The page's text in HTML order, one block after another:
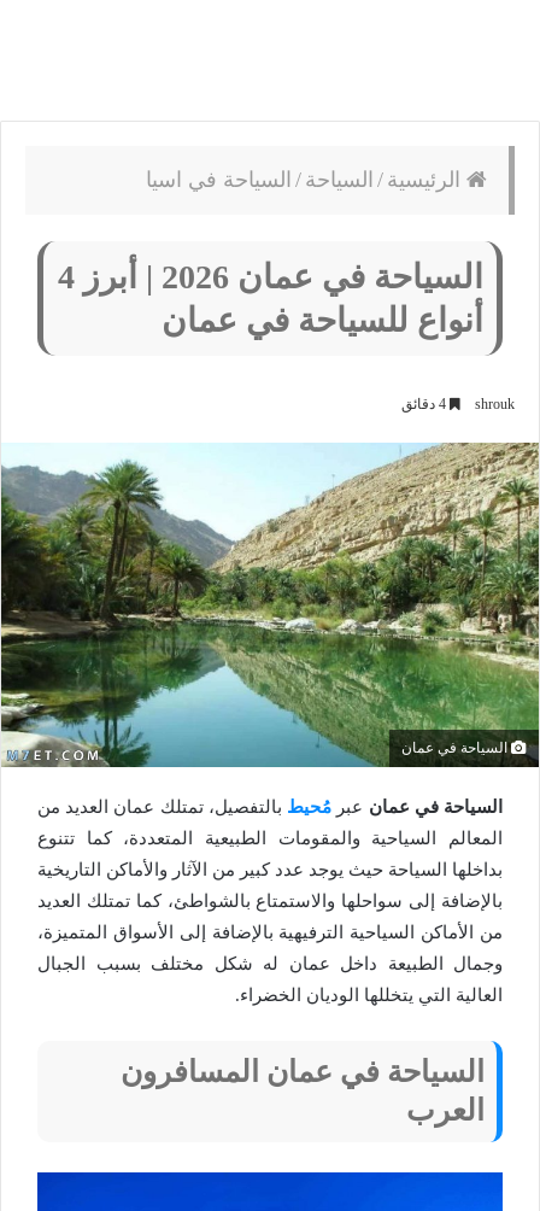
الرئيسية / السياحة / السياحة في اسيا
السياحة في عمان 2026 | أبرز 4
أنواع للسياحة في عمان
shrouk
السياحة في عمان
السياحة في عمان عبر مُحيط بالتفصيل، تمتلك عمان العديد من
المعالم السياحية والمقومات الطبيعية المتعددة، كما تتنوع
بداخلها السياحة حيث يوجد عدد كبير من الآثار والأماكن التاريخية
بالإضافة إلى سواحلها والاستمتاع بالشواطئ، كما تمتلك العديد
من الأماكن السياحية الترفيهية بالإضافة إلى الأسواق المتميزة،
وجمال الطبيعة داخل عمان له شكل مختلف بسبب الجبال
العالية التي يتخللها الوديان الخضراء.
السياحة في عمان المسافرون
العرب